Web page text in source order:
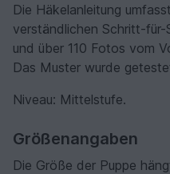
Die Häkelanleitung
verständlichen Schritt-
und über 110 Fotos vom
Das Muster wurde
Niveau: Mittelstufe.
Größenangaben
Die Größe der Puppe